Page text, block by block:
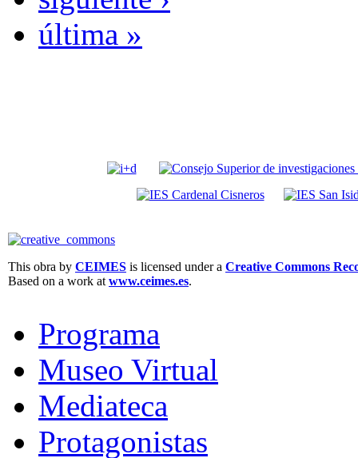
última »
This obra by CEIMES is licensed under a Creative Commons
Based on a work at www.ceimes.es.
Programa
Museo Virtual
Mediateca
Protagonistas